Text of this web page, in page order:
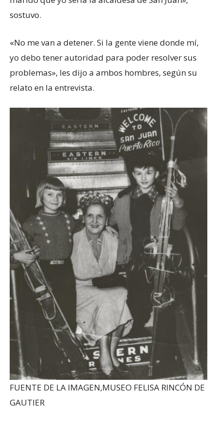
sostuvo.
«No me van a detener. Si la gente viene donde mí,
yo debo tener autoridad para poder resolver sus
problemas», les dijo a ambos hombres, según su
relato en la entrevista.
FUENTE DE LA IMAGEN,MUSEO FELISA RINCÓN DE
GAUTIER